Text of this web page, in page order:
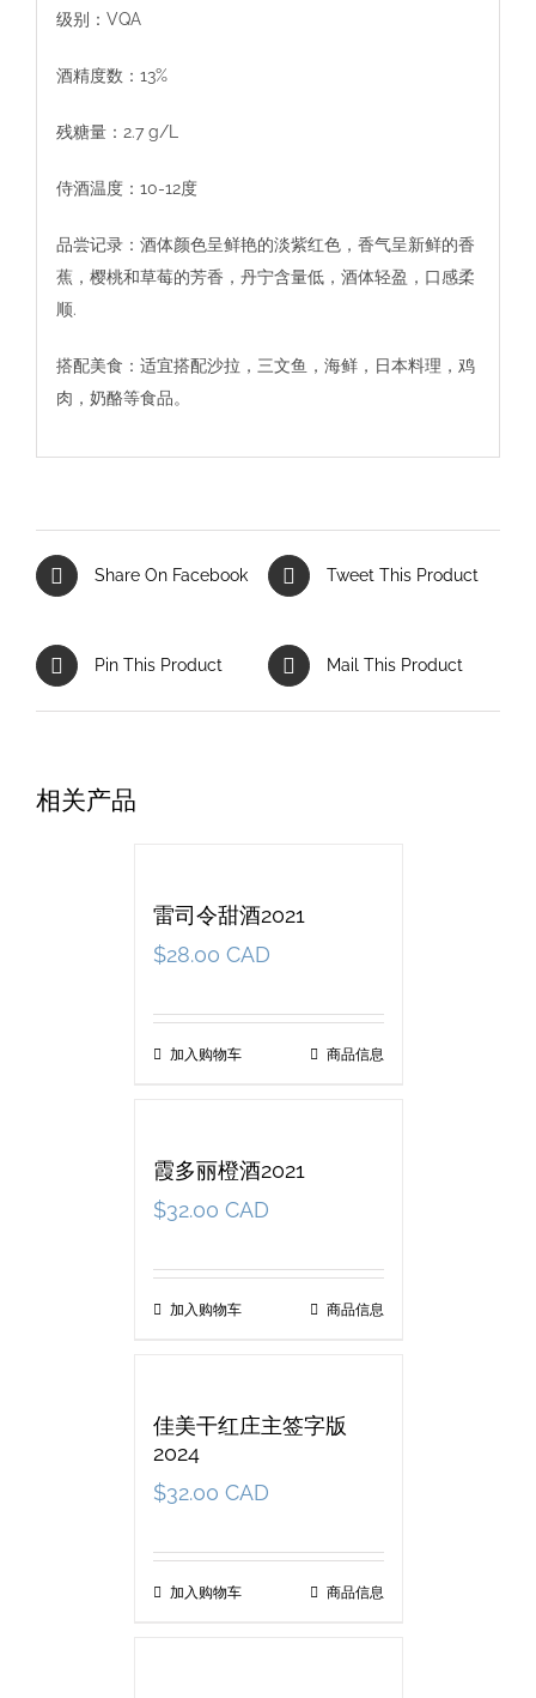
级别：VQA
酒精度数：13%
残糖量：2.7 g/L
侍酒温度：10-12度
品尝记录：酒体颜色呈鲜艳的淡紫红色，香气呈新鲜的香
蕉，樱桃和草莓的芳香，丹宁含量低，酒体轻盈，口感柔
顺.
搭配美食：适宜搭配沙拉，三文鱼，海鲜，日本料理，鸡
肉，奶酪等食品。
Share On Facebook Tweet This Product
Pin This Product Mail This Product
相关产品
雷司令甜酒2021
$28.00 CAD
加入购物车 商品信息
霞多丽橙酒2021
$32.00 CAD
加入购物车 商品信息
佳美干红庄主签字版
2024
$32.00 CAD
加入购物车 商品信息